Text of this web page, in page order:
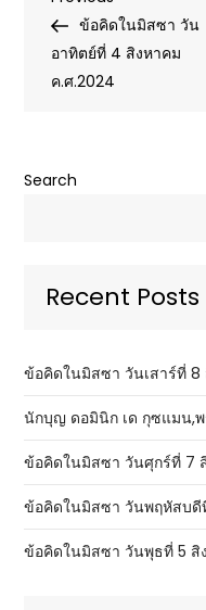
Postข้อคิดในมิสซา วัน
อาทิตย์ที่ 4 สิงหาคม
ค.ศ.2024
Search
Recent Posts
ข้อคิดในมิสซา วันเสาร์ที่ 8
นักบุญ ดอมินิก เด กุซแมน,พ
ข้อคิดในมิสซา วันศุกร์ที่ 7
ข้อคิดในมิสซา วันพฤหัสบดี
ข้อคิดในมิสซา วันพุธที่ 5 สิ